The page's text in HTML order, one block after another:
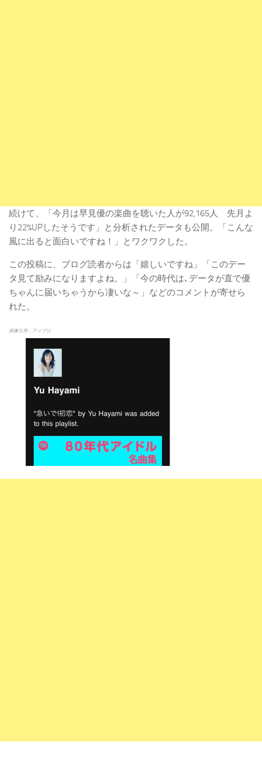
続けて、「今月は早見優の楽曲を聴いた人が92,165人 先月よ
り22%UPしたそうです」と分析されたデータも公開。「こんな
風に出ると面白いですね！」とワクワクした。
この投稿に、ブログ読者からは「嬉しいですね」「このデー
タ見て励みになりますよね。」「今の時代は､データが直で優
ちゃんに届いちゃうから凄いな～」などのコメントが寄せら
れた。
画像引用：アメブロ